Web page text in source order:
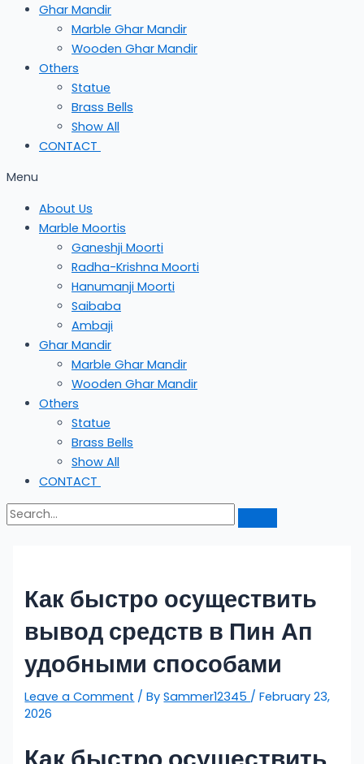
Ghar Mandir
Marble Ghar Mandir
Wooden Ghar Mandir
Others
Statue
Brass Bells
Show All
CONTACT
Menu
About Us
Marble Moortis
Ganeshji Moorti
Radha-Krishna Moorti
Hanumanji Moorti
Saibaba
Ambaji
Ghar Mandir
Marble Ghar Mandir
Wooden Ghar Mandir
Others
Statue
Brass Bells
Show All
CONTACT
Как быстро осуществить
вывод средств в Пин Ап
удобными способами
Leave a Comment / BySammer12345 /February 23,
2026